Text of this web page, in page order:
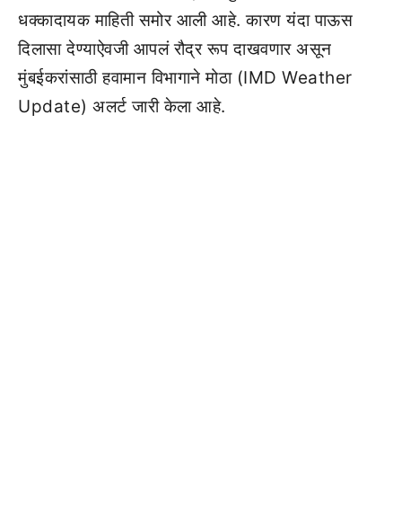
धक्कादायक माहिती समोर आली आहे. कारण यंदा पाऊस
दिलासा देण्याऐवजी आपलं रौद्र रूप दाखवणार असून
मुंबईकरांसाठी हवामान विभागाने मोठा (IMD Weather
Update) अलर्ट जारी केला आहे.